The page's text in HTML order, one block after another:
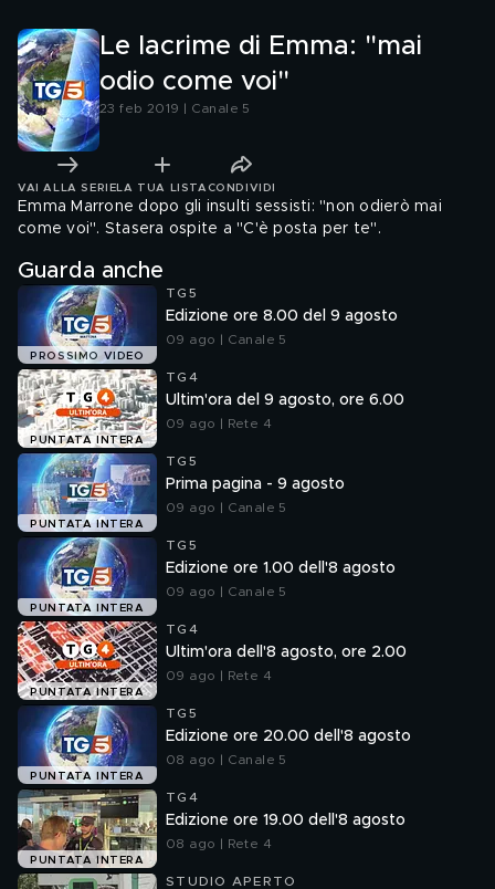
Le lacrime di Emma: "mai
odio come voi"
23 feb 2019 | Canale 5
VAI ALLA SERIE LA TUA LISTA CONDIVIDI
Emma Marrone dopo gli insulti sessisti: "non odierò mai
come voi". Stasera ospite a "C'è posta per te".
Guarda anche
PROSSIMO VIDEO
TG5
Edizione ore 8.00 del 9 agosto
09 ago | Canale 5
PUNTATA INTERA
TG4
Ultim'ora del 9 agosto, ore 6.00
09 ago | Rete 4
PUNTATA INTERA
TG5
Prima pagina - 9 agosto
09 ago | Canale 5
PUNTATA INTERA
TG5
Edizione ore 1.00 dell'8 agosto
09 ago | Canale 5
PUNTATA INTERA
TG4
Ultim'ora dell'8 agosto, ore 2.00
09 ago | Rete 4
PUNTATA INTERA
TG5
Edizione ore 20.00 dell'8 agosto
08 ago | Canale 5
PUNTATA INTERA
TG4
Edizione ore 19.00 dell'8 agosto
08 ago | Rete 4
STUDIO APERTO